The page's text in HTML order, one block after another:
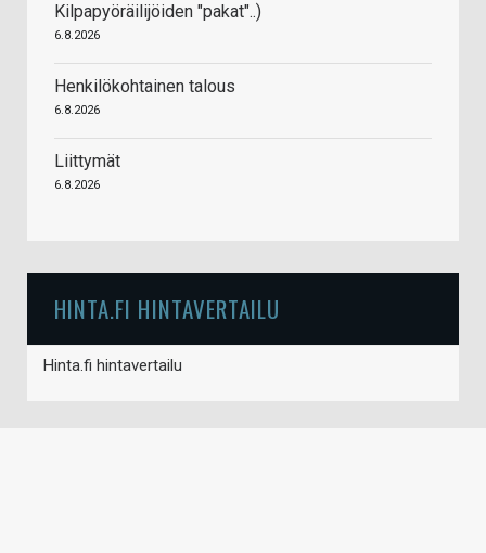
Kilpapyöräilijöiden "pakat"..)
6.8.2026
Henkilökohtainen talous
6.8.2026
Liittymät
6.8.2026
HINTA.FI HINTAVERTAILU
Hinta.fi hintavertailu